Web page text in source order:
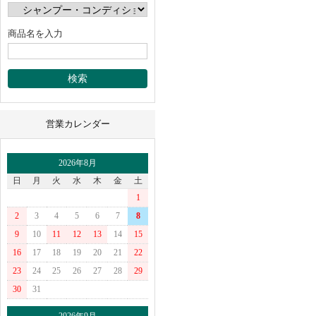
商品名を入力
営業カレンダー
2026年8月
日
月 火 水 木 金
土
1
2
3 4 5 6 7
8
9
10 11 12 13 14
15
16
17 18 19 20 21
22
23
24 25 26 27 28
29
30
31